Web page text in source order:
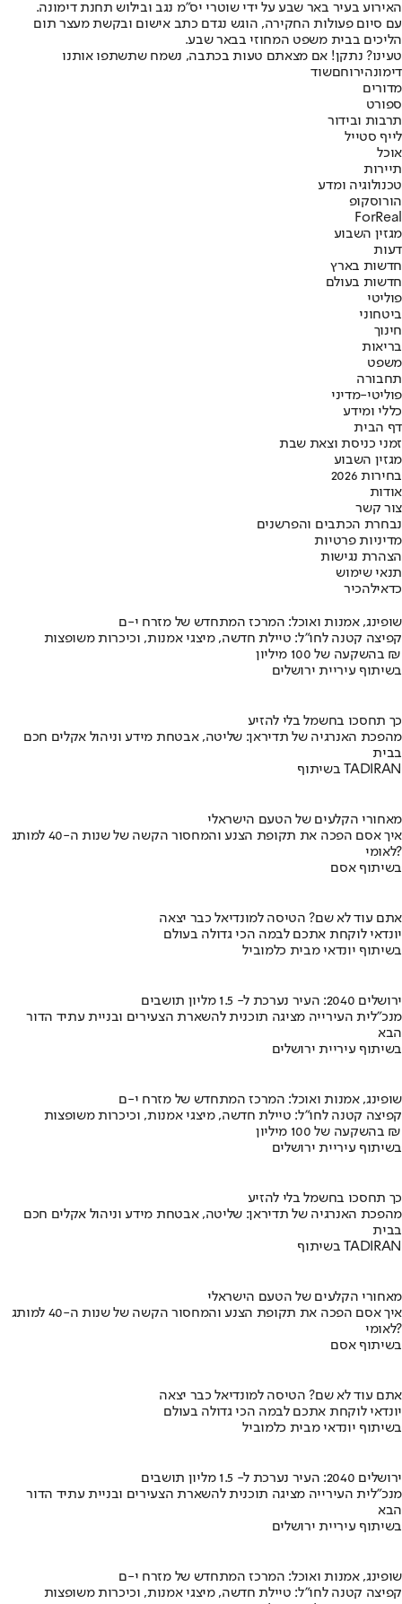
האירוע בעיר באר שבע על ידי שוטרי יס"מ נגב ובילוש תחנת דימונה.
עם סיום פעולות החקירה, הוגש נגדם כתב אישום ובקשת מעצר תום
הליכים בבית משפט המחוזי בבאר שבע.
טעינו? נתקן! אם מצאתם טעות בכתבה, נשמח שתשתפו אותנו
דימונהירוחםשוד
מדורים
ספורט
תרבות ובידור
לייף סטייל
אוכל
תיירות
טכנולוגיה ומדע
הורוסקופ
ForReal
מגזין השבוע
דעות
חדשות בארץ
חדשות בעולם
פוליטי
ביטחוני
חינוך
בריאות
משפט
תחבורה
פוליטי-מדיני
כללי ומידע
דף הבית
זמני כניסת וצאת שבת
מגזין השבוע
בחירות 2026
אודות
צור קשר
נבחרת הכתבים והפרשנים
מדיניות פרטיות
הצהרת נגישות
תנאי שימוש
כדאילהכיר
שופינג, אמנות ואוכל: המרכז המתחדש של מזרח י-ם
קפיצה קטנה לחו"ל: טיילת חדשה, מיצגי אמנות, וכיכרות משופצות
בהשקעה של 100 מיליון ₪
בשיתוף עיריית ירושלים
כך תחסכו בחשמל בלי להזיע
מהפכת האנרגיה של תדיראן: שליטה, אבטחת מידע וניהול אקלים חכם
בבית
בשיתוף TADIRAN
מאחורי הקלעים של הטעם הישראלי
איך אסם הפכה את תקופת הצנע והמחסור הקשה של שנות ה-40 למותג
לאומי?
בשיתוף אסם
אתם עוד לא שם? הטיסה למונדיאל כבר יצאה
יונדאי לוקחת אתכם לבמה הכי גדולה בעולם
בשיתוף יונדאי מבית כלמוביל
ירושלים 2040: העיר נערכת ל- 1.5 מליון תושבים
מנכ"לית העירייה מציגה תוכנית להשארת הצעירים ובניית עתיד הדור
הבא
בשיתוף עיריית ירושלים
שופינג, אמנות ואוכל: המרכז המתחדש של מזרח י-ם
קפיצה קטנה לחו"ל: טיילת חדשה, מיצגי אמנות, וכיכרות משופצות
בהשקעה של 100 מיליון ₪
בשיתוף עיריית ירושלים
כך תחסכו בחשמל בלי להזיע
מהפכת האנרגיה של תדיראן: שליטה, אבטחת מידע וניהול אקלים חכם
בבית
בשיתוף TADIRAN
מאחורי הקלעים של הטעם הישראלי
איך אסם הפכה את תקופת הצנע והמחסור הקשה של שנות ה-40 למותג
לאומי?
בשיתוף אסם
אתם עוד לא שם? הטיסה למונדיאל כבר יצאה
יונדאי לוקחת אתכם לבמה הכי גדולה בעולם
בשיתוף יונדאי מבית כלמוביל
ירושלים 2040: העיר נערכת ל- 1.5 מליון תושבים
מנכ"לית העירייה מציגה תוכנית להשארת הצעירים ובניית עתיד הדור
הבא
בשיתוף עיריית ירושלים
שופינג, אמנות ואוכל: המרכז המתחדש של מזרח י-ם
קפיצה קטנה לחו"ל: טיילת חדשה, מיצגי אמנות, וכיכרות משופצות